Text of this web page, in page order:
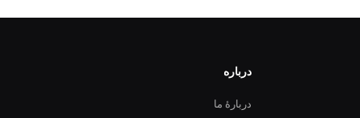
درباره
دربارهٔ ما